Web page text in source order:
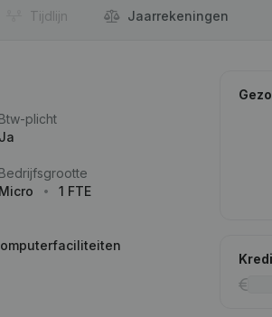
Tijdlijn Jaar­rekeningen
Btw-plicht
Ja
Bedrijfsgrootte
Micro
1 FTE